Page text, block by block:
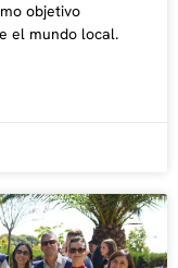
objetivo
el mundo local.